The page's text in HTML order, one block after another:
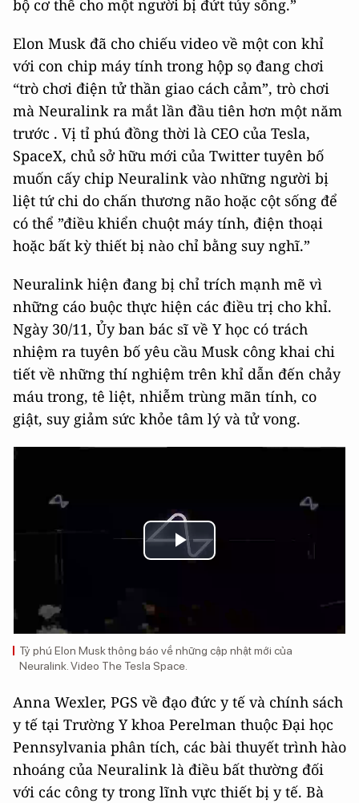
bộ cơ thể cho một người bị đứt tủy sống.”
Elon Musk đã cho chiếu video về một con khỉ
với con chip máy tính trong hộp sọ đang chơi
“trò chơi điện tử thần giao cách cảm”, trò chơi
mà Neuralink ra mắt lần đầu tiên hơn một năm
trước . Vị tỉ phú đồng thời là CEO của Tesla,
SpaceX, chủ sở hữu mới của Twitter tuyên bố
muốn cấy chip Neuralink vào những người bị
liệt tứ chi do chấn thương não hoặc cột sống để
có thể ”điều khiển chuột máy tính, điện thoại
hoặc bất kỳ thiết bị nào chỉ bằng suy nghĩ.”
Neuralink hiện đang bị chỉ trích mạnh mẽ vì
những cáo buộc thực hiện các điều trị cho khỉ.
Ngày 30/11, Ủy ban bác sĩ về Y học có trách
nhiệm ra tuyên bố yêu cầu Musk công khai chi
tiết về những thí nghiệm trên khỉ dẫn đến chảy
máu trong, tê liệt, nhiễm trùng mãn tính, co
giật, suy giảm sức khỏe tâm lý và tử vong.
Play
Tỷ phú Elon Musk thông báo về những cập nhật mới của
Neuralink. Video The Tesla Space.
Anna Wexler, PGS về đạo đức y tế và chính sách
y tế tại Trường Y khoa Perelman thuộc Đại học
Pennsylvania phân tích, các bài thuyết trình hào
nhoáng của Neuralink là điều bất thường đối
với các công ty trong lĩnh vực thiết bị y tế. Bà